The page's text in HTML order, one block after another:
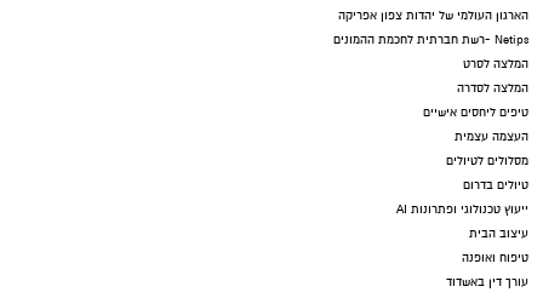
הארגון העולמי של יהדות צפון אפריקה
Netips -רשת חברתית לחכמת ההמונים
המלצה לסרט
המלצה לסדרה
טיפים ליחסים אישיים
העצמה עצמית
מסלולים לטיולים
טיולים בדרום
ייעוץ טכנולוגי ופתרונות AI
עיצוב הבית
טיפוח ואופנה
עורך דין באשדוד